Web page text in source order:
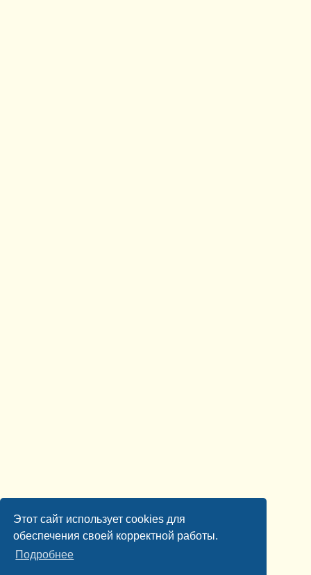
Этот сайт использует cookies для
обеспечения своей корректной работы.
Подробнее